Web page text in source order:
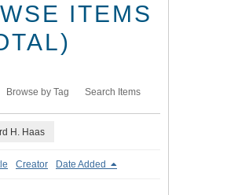
ITEMS
Browse by Tag Search Items
H. Haas
Creator Date Added